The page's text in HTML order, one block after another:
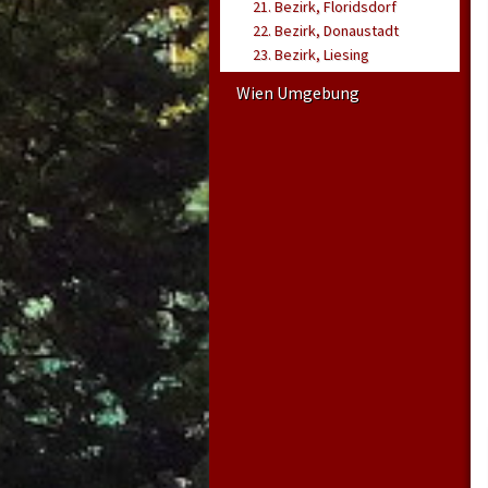
21. Bezirk, Floridsdorf
22. Bezirk, Donaustadt
23. Bezirk, Liesing
Wien Umgebung